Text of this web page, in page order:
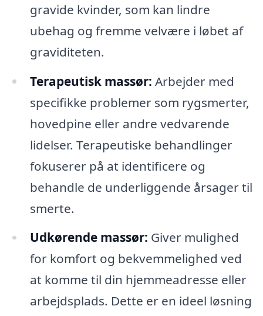
gravide kvinder, som kan lindre
ubehag og fremme velvære i løbet af
graviditeten.
Terapeutisk massør: Arbejder med
specifikke problemer som rygsmerter,
hovedpine eller andre vedvarende
lidelser. Terapeutiske behandlinger
fokuserer på at identificere og
behandle de underliggende årsager til
smerte.
Udkørende massør: Giver mulighed
for komfort og bekvemmelighed ved
at komme til din hjemmeadresse eller
arbejdsplads. Dette er en ideel løsning